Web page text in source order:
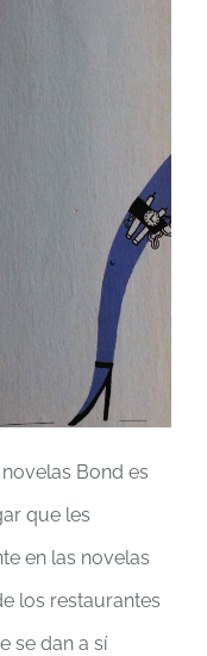
Bond es
que les
en las novelas
los restaurantes
se dan a sí